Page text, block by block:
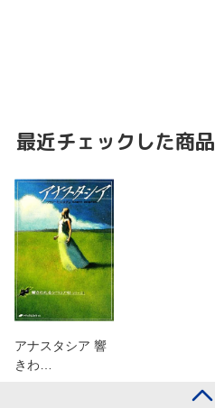
最近チェックした商品
アナスタシア 響
きわ…